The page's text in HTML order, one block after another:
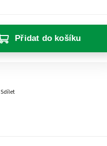
Přidat do košíku
Sdílet